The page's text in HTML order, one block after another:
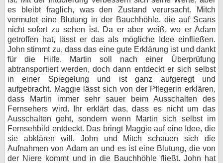
es bleibt fraglich, was den Zustand verursacht. Mitch
vermutet eine Blutung in der Bauchhöhle, die auf Scans
nicht sofort zu sehen ist. Da er aber weiß, wo er Adam
getroffen hat, lässt er das als mögliche Idee einfließen.
John stimmt zu, dass das eine gute Erklärung ist und dankt
für die Hilfe. Martin soll nach einer Überprüfung
abtransportiert werden, doch dann entdeckt er sich selbst
in einer Spiegelung und ist ganz aufgeregt und
aufgebracht. Maggie lässt sich von der Pflegerin erklären,
dass Martin immer sehr sauer beim Ausschalten des
Fernsehers wird. Ihr erklärt das, dass es nicht um das
Ausschalten geht, sondern wenn Martin sich selbst im
Fernsehbild entdeckt. Das bringt Maggie auf eine Idee, die
sie abklären will. John und Mitch schauen sich die
Aufnahmen von Adam an und es ist eine Blutung, die von
der Niere kommt und in die Bauchhöhle fließt. John hat